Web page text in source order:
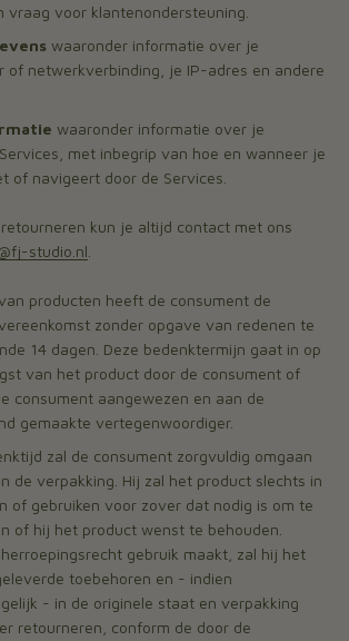
vraag voor klantenondersteuning.
waaronder informatie over je
of netwerkverbinding, je IP-adres en andere
waaronder informatie over je
met inbegrip van hoe en wanneer je
of navigeert door de Services.
kun je altijd contact met ons
studio.nl
producten heeft de consument de
zonder opgave van redenen te
14 dagen. Deze bedenktermijn gaat in op
van het product door de consument of
consument aangewezen en aan de
gemaakte vertegenwoordiger.
zal de consument zorgvuldig omgaan
de verpakking. Hij zal het product slechts in
of gebruiken voor zover dat nodig is om te
of hij het product wenst te behouden.
gebruik maakt, zal hij het
toebehoren en - indien
- in de originele staat en verpakking
retourneren, conform de door de